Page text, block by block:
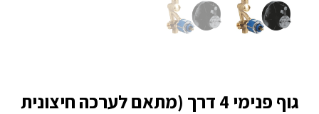
גוף פנימי 4 דרך (מתאם לערכה חיצונית